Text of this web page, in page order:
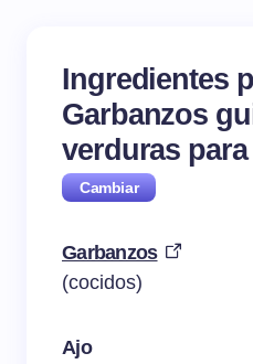
Ingredientes
Garbanzos
verduras para
Garbanzos
(cocidos)
Ajo